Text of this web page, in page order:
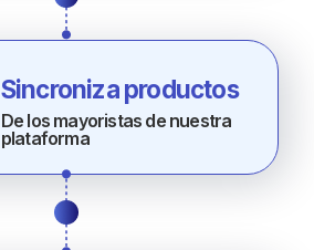
Sincroniza productos
De los mayoristas de nuestra
plataforma